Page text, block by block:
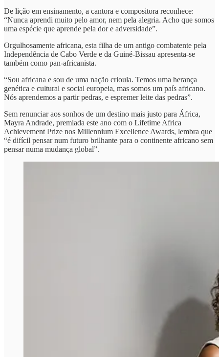
De lição em ensinamento, a cantora e compositora reconhece:
“Nunca aprendi muito pelo amor, nem pela alegria. Acho que somos
uma espécie que aprende pela dor e adversidade”.
Orgulhosamente africana, esta filha de um antigo combatente pela
Independência de Cabo Verde e da Guiné-Bissau apresenta-se
também como pan-africanista.
“Sou africana e sou de uma nação crioula. Temos uma herança
genética e cultural e social europeia, mas somos um país africano.
Nós aprendemos a partir pedras, e espremer leite das pedras”.
Sem renunciar aos sonhos de um destino mais justo para África,
Mayra Andrade, premiada este ano com o Lifetime Africa
Achievement Prize nos Millennium Excellence Awards, lembra que
“é difícil pensar num futuro brilhante para o continente africano sem
pensar numa mudança global”.